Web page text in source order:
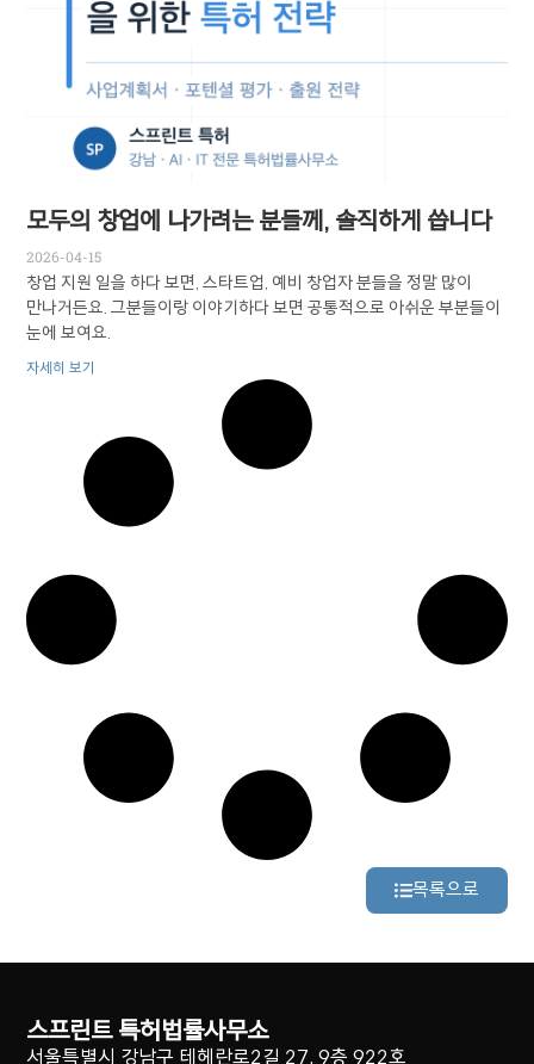
모두의 창업에 나가려는 분들께, 솔직하게 씁니다
2026-04-15
창업 지원 일을 하다 보면, 스타트업, 예비 창업자 분들을 정말 많이
만나거든요. 그분들이랑 이야기하다 보면 공통적으로 아쉬운 부분들이
눈에 보여요.
자세히 보기
목록으로
스프린트 특허법률사무소
서울특별시 강남구 테헤란로2길 27, 9층 922호